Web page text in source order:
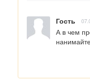
Гость
А в чем